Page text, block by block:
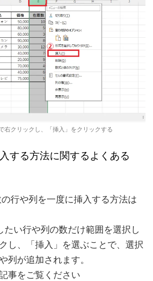
右クリックし、「挿入」をクリックする
する方法に関するよくある
行や列を一度に挿入する方法は
たい行や列の数だけ範囲を選択し
し、「挿入」を選ぶことで、選択
列が追加されます。
事をご覧ください